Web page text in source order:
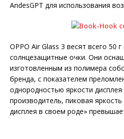
AndesGPT для использования
OPPO Air Glass 3 весят всего
солнцезащитные очки. Они
изготовленным из полимера
бренда, с показателем
однородностью яркости
производитель, пиковая
дисплея в своем роде»